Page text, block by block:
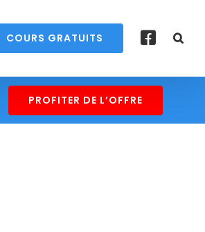
COURS GRATUITS
PROFITER DE L’OFFRE